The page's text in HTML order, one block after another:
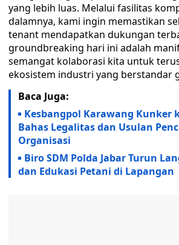
yang lebih luas. Melalui fasilitas
dalamnya, kami ingin memastikan
tenant mendapatkan dukungan
groundbreaking hari ini adalah
semangat kolaborasi kita untuk
ekosistem industri yang berstandar
Baca Juga:
Kesbangpol Karawang Kunker
Bahas Legalitas dan Usulan
Organisasi
Biro SDM Polda Jabar Turun
dan Edukasi Petani di Lapangan